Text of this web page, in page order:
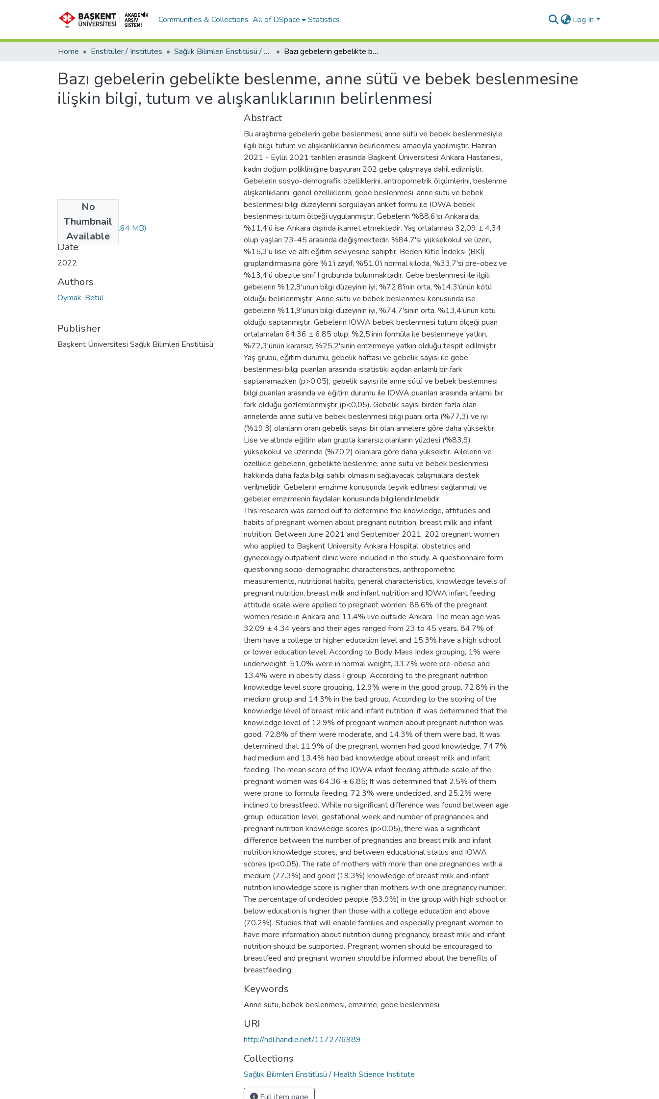
Communities & Collections All of DSpace Statistics Log In
Home Enstitüler / Institutes Sağlık Bilimleri Enstitüsü / Health Science Institute Bazı gebelerin gebelikte beslenme, anne sütü ve bebek beslenmesine ilişkin bilgi, tutum ve alışkanlıklarının belirlenmesi
Bazı gebelerin gebelikte beslenme, anne sütü ve bebek beslenmesine
ilişkin bilgi, tutum ve alışkanlıklarının belirlenmesi
No
Thumbnail
Available
10440881.pdf(1.64 MB)
Date
2022
Authors
Oymak, Betül
Publisher
Başkent Üniversitesi Sağlık Bilimleri Enstitüsü
Abstract
Bu araştırma gebelerin gebe beslenmesi, anne sütü ve bebek beslenmesiyle
ilgili bilgi, tutum ve alışkanlıklarının belirlenmesi amacıyla yapılmıştır. Haziran
2021 - Eylül 2021 tarihleri arasında Başkent Üniversitesi Ankara Hastanesi,
kadın doğum polikliniğine başvuran 202 gebe çalışmaya dahil edilmiştir.
Gebelerin sosyo-demografik özelliklerini, antropometrik ölçümlerini, beslenme
alışkanlıklarını, genel özelliklerini, gebe beslenmesi, anne sütü ve bebek
beslenmesi bilgi düzeylerini sorgulayan anket formu ile IOWA bebek
beslenmesi tutum ölçeği uygulanmıştır. Gebelerin %88,6'sı Ankara'da,
%11,4'ü ise Ankara dışında ikamet etmektedir. Yaş ortalaması 32,09 ± 4,34
olup yaşları 23-45 arasında değişmektedir. %84,7'si yüksekokul ve üzeri,
%15,3'ü lise ve altı eğitim seviyesine sahiptir. Beden Kitle İndeksi (BKİ)
gruplandırmasına göre %1'i zayıf, %51,0'i normal kiloda, %33,7'si pre-obez ve
%13,4'ü obezite sınıf I grubunda bulunmaktadır. Gebe beslenmesi ile ilgili
gebelerin %12,9'unun bilgi düzeyinin iyi, %72,8'inin orta, %14,3'ünün kötü
olduğu belirlenmiştir. Anne sütü ve bebek beslenmesi konusunda ise
gebelerin %11,9'unun bilgi düzeyinin iyi, %74,7'sinin orta, %13,4’ünün kötü
olduğu saptanmıştır. Gebelerin IOWA bebek beslenmesi tutum ölçeği puan
ortalamaları 64,36 ± 6,85 olup; %2,5'inin formüla ile beslenmeye yatkın,
%72,3'ünün kararsız, %25,2'sinin emzirmeye yatkın olduğu tespit edilmiştir.
Yaş grubu, eğitim durumu, gebelik haftası ve gebelik sayısı ile gebe
beslenmesi bilgi puanları arasında istatistiki açıdan anlamlı bir fark
saptanamazken (p>0,05), gebelik sayısı ile anne sütü ve bebek beslenmesi
bilgi puanları arasında ve eğitim durumu ile IOWA puanları arasında anlamlı bir
fark olduğu gözlemlenmiştir (p<0,05). Gebelik sayısı birden fazla olan
annelerde anne sütü ve bebek beslenmesi bilgi puanı orta (%77,3) ve iyi
(%19,3) olanların oranı gebelik sayısı bir olan annelere göre daha yüksektir.
Lise ve altında eğitim alan grupta kararsız olanların yüzdesi (%83,9)
yüksekokul ve üzerinde (%70,2) olanlara göre daha yüksektir. Ailelerin ve
özellikle gebelerin, gebelikte beslenme, anne sütü ve bebek beslenmesi
hakkında daha fazla bilgi sahibi olmasını sağlayacak çalışmalara destek
verilmelidir. Gebelerin emzirme konusunda teşvik edilmesi sağlanmalı ve
gebeler emzirmenin faydaları konusunda bilgilendirilmelidir
This research was carried out to determine the knowledge, attitudes and
habits of pregnant women about pregnant nutrition, breast milk and infant
nutrition. Between June 2021 and September 2021, 202 pregnant women
who applied to Başkent University Ankara Hospital, obstetrics and
gynecology outpatient clinic were included in the study. A questionnaire form
questioning socio-demographic characteristics, anthropometric
measurements, nutritional habits, general characteristics, knowledge levels of
pregnant nutrition, breast milk and infant nutrition and IOWA infant feeding
attitude scale were applied to pregnant women. 88.6% of the pregnant
women reside in Ankara and 11.4% live outside Ankara. The mean age was
32.09 ± 4.34 years and their ages ranged from 23 to 45 years. 84.7% of
them have a college or higher education level and 15.3% have a high school
or lower education level. According to Body Mass Index grouping, 1% were
underweight, 51.0% were in normal weight, 33.7% were pre-obese and
13.4% were in obesity class I group. According to the pregnant nutrition
knowledge level score grouping, 12.9% were in the good group, 72.8% in the
medium group and 14.3% in the bad group. According to the scoring of the
knowledge level of breast milk and infant nutrition, it was determined that the
knowledge level of 12.9% of pregnant women about pregnant nutrition was
good, 72.8% of them were moderate, and 14.3% of them were bad. It was
determined that 11.9% of the pregnant women had good knowledge, 74.7%
had medium and 13.4% had bad knowledge about breast milk and infant
feeding. The mean score of the IOWA infant feeding attitude scale of the
pregnant women was 64.36 ± 6.85; It was determined that 2.5% of them
were prone to formula feeding, 72.3% were undecided, and 25.2% were
inclined to breastfeed. While no significant difference was found between age
group, education level, gestational week and number of pregnancies and
pregnant nutrition knowledge scores (p>0.05), there was a significant
difference between the number of pregnancies and breast milk and infant
nutrition knowledge scores, and between educational status and IOWA
scores (p<0.05). The rate of mothers with more than one pregnancies with a
medium (77.3%) and good (19.3%) knowledge of breast milk and infant
nutrition knowledge score is higher than mothers with one pregnancy number.
The percentage of undecided people (83.9%) in the group with high school or
below education is higher than those with a college education and above
(70.2%). Studies that will enable families and especially pregnant women to
have more information about nutrition during pregnancy, breast milk and infant
nutrition should be supported. Pregnant women should be encouraged to
breastfeed and pregnant women should be informed about the benefits of
breastfeeding.
Keywords
Anne sütü, bebek beslenmesi, emzirme, gebe beslenmesi
URI
http://hdl.handle.net/11727/6989
Collections
Sağlık Bilimleri Enstitüsü / Health Science Institute